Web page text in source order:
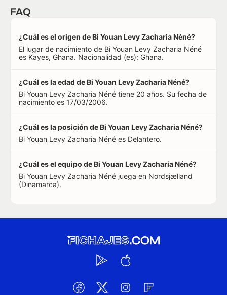
FAQ
¿Cuál es el origen de Bi Youan Levy Zacharia Néné?
El lugar de nacimiento de Bi Youan Levy Zacharia Néné
es Kayes, Ghana. Nacionalidad (es): Ghana.
¿Cuál es la edad de Bi Youan Levy Zacharia Néné?
Bi Youan Levy Zacharia Néné tiene 20 años. Su fecha de
nacimiento es 17/03/2006.
¿Cuál es la posición de Bi Youan Levy Zacharia Néné?
Bi Youan Levy Zacharia Néné es Delantero.
¿Cuál es el equipo de Bi Youan Levy Zacharia Néné?
Bi Youan Levy Zacharia Néné juega en Nordsjælland
(Dinamarca).